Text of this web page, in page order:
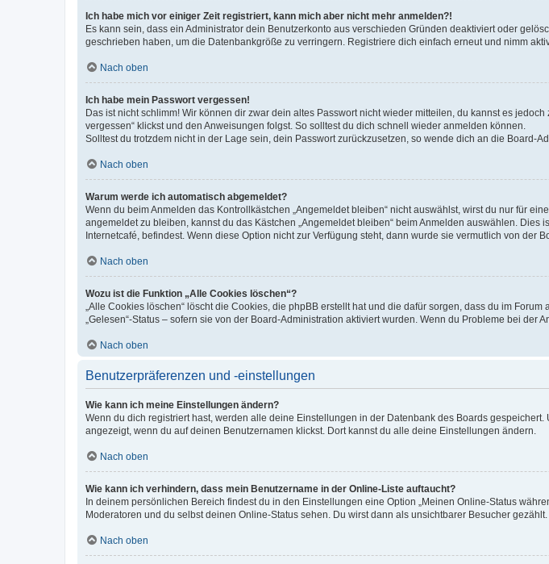
Ich habe mich vor einiger Zeit registriert, kann mich aber nicht mehr anmelden?!
Es kann sein, dass ein Administrator dein Benutzerkonto aus verschieden Gründen deaktiviert oder
geschrieben haben, um die Datenbankgröße zu verringern. Registriere dich einfach erneut und nimm
Nach oben
Ich habe mein Passwort vergessen!
Das ist nicht schlimm! Wir können dir zwar dein altes Passwort nicht wieder mitteilen, du kannst es
vergessen“ klickst und den Anweisungen folgst. So solltest du dich schnell wieder anmelden können.
Solltest du trotzdem nicht in der Lage sein, dein Passwort zurückzusetzen, so wende dich an die Board-
Nach oben
Warum werde ich automatisch abgemeldet?
Wenn du beim Anmelden das Kontrollkästchen „Angemeldet bleiben“ nicht auswählst, wirst du nur für
angemeldet zu bleiben, kannst du das Kästchen „Angemeldet bleiben“ beim Anmelden auswählen.
Internetcafé, befindest. Wenn diese Option nicht zur Verfügung steht, dann wurde sie vermutlich von der
Nach oben
Wozu ist die Funktion „Alle Cookies löschen“?
„Alle Cookies löschen“ löscht die Cookies, die phpBB erstellt hat und die dafür sorgen, dass du im
„Gelesen“-Status – sofern sie von der Board-Administration aktiviert wurden. Wenn du Probleme bei der
Nach oben
Benutzerpräferenzen und -einstellungen
Wie kann ich meine Einstellungen ändern?
Wenn du dich registriert hast, werden alle deine Einstellungen in der Datenbank des Boards
angezeigt, wenn du auf deinen Benutzernamen klickst. Dort kannst du alle deine Einstellungen ändern.
Nach oben
Wie kann ich verhindern, dass mein Benutzername in der Online-Liste auftaucht?
In deinem persönlichen Bereich findest du in den Einstellungen eine Option „Meinen Online-Status
Moderatoren und du selbst deinen Online-Status sehen. Du wirst dann als unsichtbarer Besucher gezählt.
Nach oben